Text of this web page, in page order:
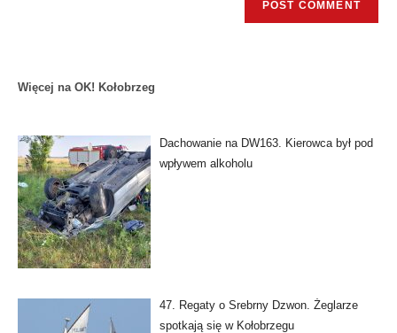
Więcej na OK! Kołobrzeg
Dachowanie na DW163. Kierowca był pod
wpływem alkoholu
47. Regaty o Srebrny Dzwon. Żeglarze
spotkają się w Kołobrzegu